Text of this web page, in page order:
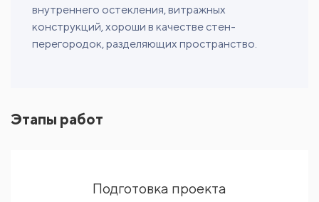
внутреннего остекления, витражных
конструкций, хороши в качестве стен-
перегородок, разделяющих пространство.
Этапы работ
Подготовка проекта